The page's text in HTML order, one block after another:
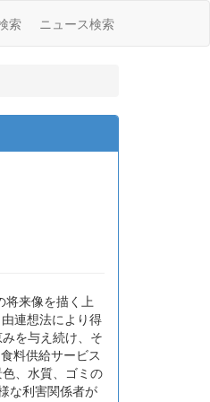
索 ニュース検索
将来像を描く上
連想法により得
を与え続け、そ
料供給サービス
、水質、ゴミの
な利害関係者が